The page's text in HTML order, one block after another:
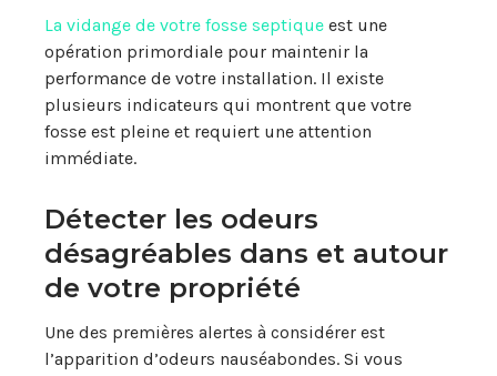
La vidange de votre fosse septique est une
opération primordiale pour maintenir la
performance de votre installation. Il existe
plusieurs indicateurs qui montrent que votre
fosse est pleine et requiert une attention
immédiate.
Détecter les odeurs
désagréables dans et autour
de votre propriété
Une des premières alertes à considérer est
l’apparition d’odeurs nauséabondes. Si vous